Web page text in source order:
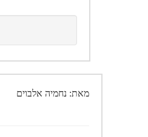
מאת: נחמיה אלבוים